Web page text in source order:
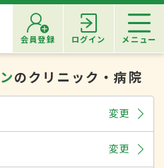
会員登録 ログイン メニュー
のクリニック・病院
変更
変更